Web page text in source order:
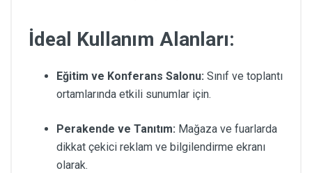
İdeal Kullanım Alanları:
Eğitim ve Konferans Salonu: Sınıf ve toplantı
ortamlarında etkili sunumlar için.
Perakende ve Tanıtım: Mağaza ve fuarlarda
dikkat çekici reklam ve bilgilendirme ekranı
olarak.